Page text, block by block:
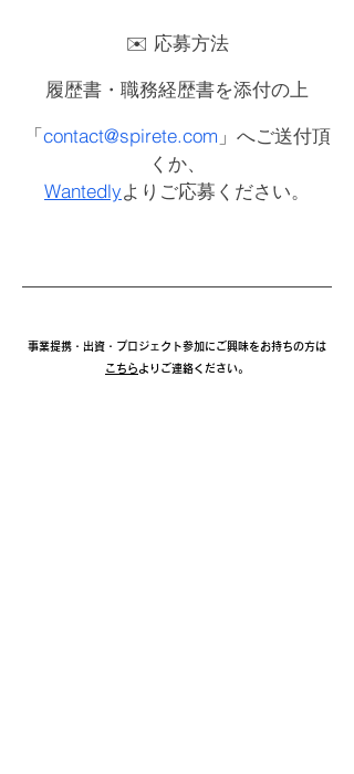
✉️ 応募方法
履歴書・職務経歴書を添付の上
「contact@spirete.com 」へご送付頂
くか、
Wantedlyよりご応募ください。
​事業提携・出資・プロジェクト参加にご興味をお持ちの方は
こちら より ご連絡ください。